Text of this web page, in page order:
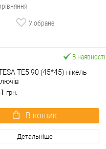
У обране
В наявності
TE5 90 (45*45) нікель
грн.
В кошик
Детальніше